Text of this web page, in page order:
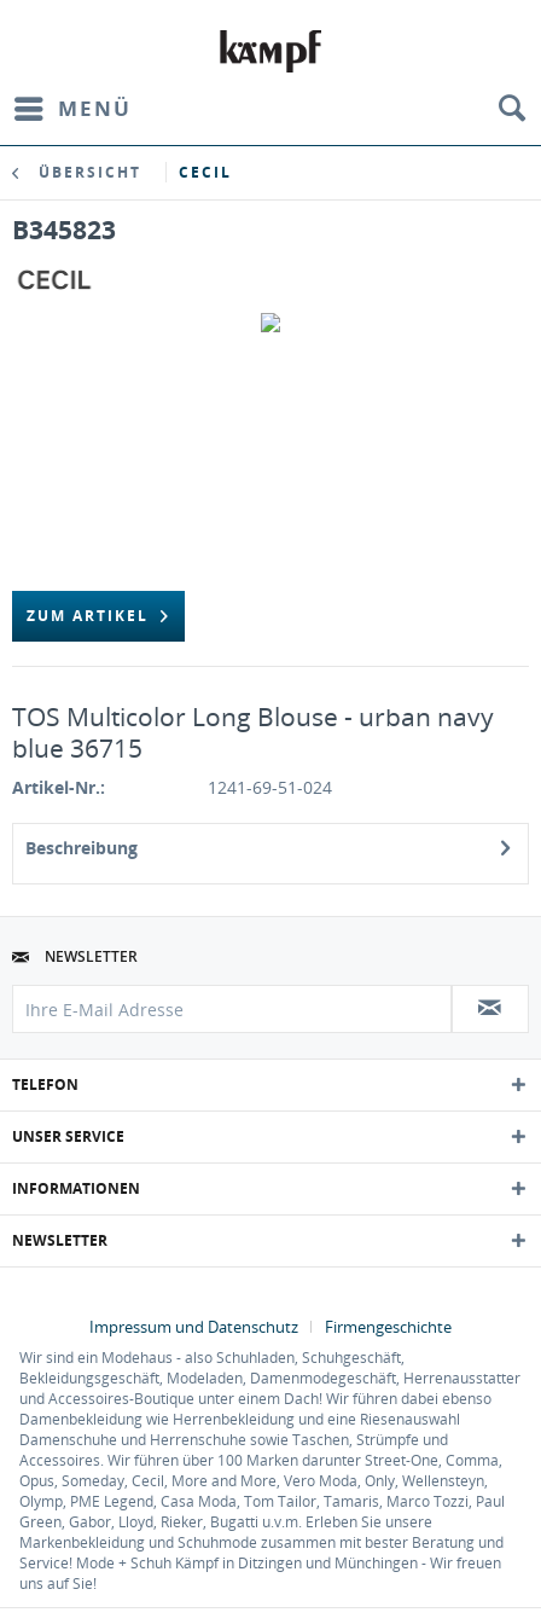
MENÜ
ÜBERSICHT CECIL
B345823
ZUM ARTIKEL
TOS Multicolor Long Blouse - urban navy
blue 36715
Artikel-Nr.: 1241-69-51-024
Beschreibung
NEWSLETTER
TELEFON
UNSER SERVICE
INFORMATIONEN
NEWSLETTER
Impressum und Datenschutz Firmengeschichte
Wir sind ein Modehaus - also Schuhladen, Schuhgeschäft,
Bekleidungsgeschäft, Modeladen, Damenmodegeschäft, Herrenausstatter
und Accessoires-Boutique unter einem Dach! Wir führen dabei ebenso
Damenbekleidung wie Herrenbekleidung und eine Riesenauswahl
Damenschuhe und Herrenschuhe sowie Taschen, Strümpfe und
Accessoires. Wir führen über 100 Marken darunter Street-One, Comma,
Opus, Someday, Cecil, More and More, Vero Moda, Only, Wellensteyn,
Olymp, PME Legend, Casa Moda, Tom Tailor, Tamaris, Marco Tozzi, Paul
Green, Gabor, Lloyd, Rieker, Bugatti u.v.m. Erleben Sie unsere
Markenbekleidung und Schuhmode zusammen mit bester Beratung und
Service! Mode + Schuh Kämpf in Ditzingen und Münchingen - Wir freuen
uns auf Sie!